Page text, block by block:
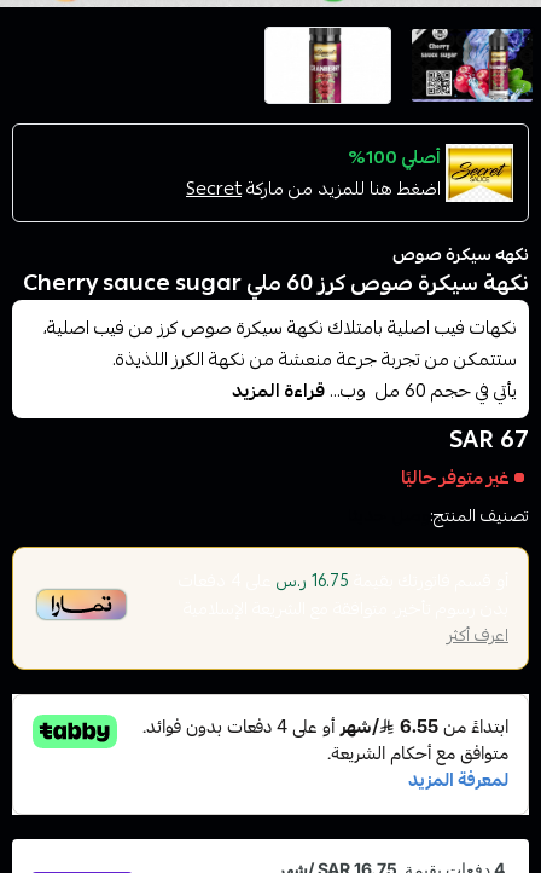
أصلي 100%
اضغط هنا للمزيد من ماركةSecret
نكهه سيكرة صوص
نكهة سيكرة صوص كرز 60 ملي Cherry sauce sugar
نكهات فيب اصلية بامتلاك نكهة سيكرة صوص كرز من فيب اصلية،
ستتمكن من تجربة جرعة منعشة من نكهة الكرز اللذيذة.
يأتي في حجم 60 مل وب...
قراءة المزيد
67 SAR
غير متوفر حاليًا
تصنيف المنتج:
16.75 ر.س
اعرف أكثر